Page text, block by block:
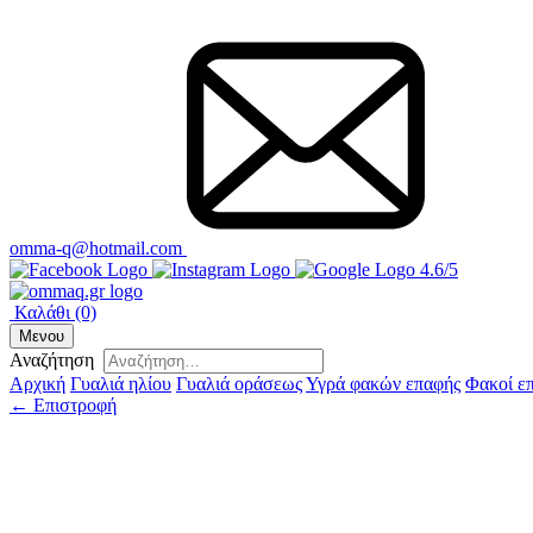
omma-q@hotmail.com
4.6/5
Καλάθι (0)
Μενου
Αναζήτηση
Αρχική Γυαλιά ηλίου Γυαλιά οράσεωςΥγρά φακών επαφής Φακοί
← Επιστροφή